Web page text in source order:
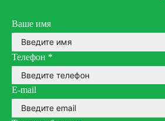
Ваше имя
Телефон *
E-mail